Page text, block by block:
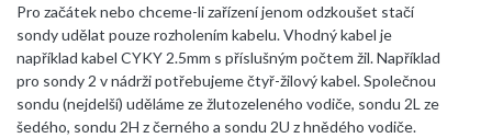
Pro začátek nebo chceme-li zařízení jenom odzkoušet stačí
sondy udělat pouze rozholením kabelu. Vhodný kabel je
například kabel CYKY 2.5mm s příslušným počtem žil. Například
pro sondy 2 v nádrži potřebujeme čtyř-žilový kabel. Společnou
sondu (nejdelší) uděláme ze žlutozeleného vodiče, sondu 2L ze
šedého, sondu 2H z černého a sondu 2U z hnědého vodiče.